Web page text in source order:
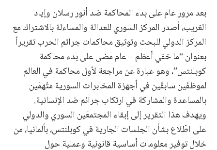
بعد مرور عام على بدء المحاكمة ضد أنور رسلان وإياد
الغريب، أصدر المركز السوري للعدالة والمساءلة بالاشتراك مع
المركز الدولي للبحث وتوثيق محاكمات جرائم الحرب تقريراً
بعنوان “ما خفي أعظم – عام مضى على بدء محاكمة
كوبلنتس”، وهو عبارة عن مراجعة لأول محاكمة في العالم
لموظفَين سابقَين في أجهزة المخابرات السورية متّهمَين
بالمساعدة والمشاركة في ارتكاب جرائم ضد الإنسانية.
ويهدف هذا التقرير إلى إبقاء المجتمعَين السوري والدولي
على اطّلاع بشأن الجلسات الجارية في كوبلنتس، بألمانيا، من
خلال توفير معلومات أساسية قانونية وعملية حول